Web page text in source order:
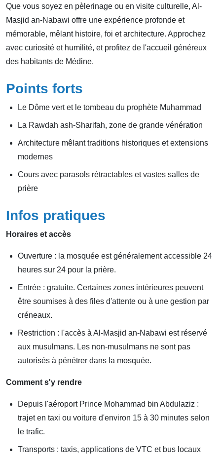
Que vous soyez en pèlerinage ou en visite culturelle, Al-
Masjid an-Nabawi offre une expérience profonde et
mémorable, mêlant histoire, foi et architecture. Approchez
avec curiosité et humilité, et profitez de l'accueil généreux
des habitants de Médine.
Points forts
Le Dôme vert et le tombeau du prophète Muhammad
La Rawdah ash-Sharifah, zone de grande vénération
Architecture mêlant traditions historiques et extensions
modernes
Cours avec parasols rétractables et vastes salles de
prière
Infos pratiques
Horaires et accès
Ouverture : la mosquée est généralement accessible 24
heures sur 24 pour la prière.
Entrée : gratuite. Certaines zones intérieures peuvent
être soumises à des files d'attente ou à une gestion par
créneaux.
Restriction : l'accès à Al-Masjid an-Nabawi est réservé
aux musulmans. Les non-musulmans ne sont pas
autorisés à pénétrer dans la mosquée.
Comment s'y rendre
Depuis l'aéroport Prince Mohammad bin Abdulaziz :
trajet en taxi ou voiture d'environ 15 à 30 minutes selon
le trafic.
Transports : taxis, applications de VTC et bus locaux